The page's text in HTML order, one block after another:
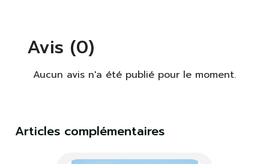
Avis (0)
Aucun avis n'a été publié pour le moment.
Articles complémentaires